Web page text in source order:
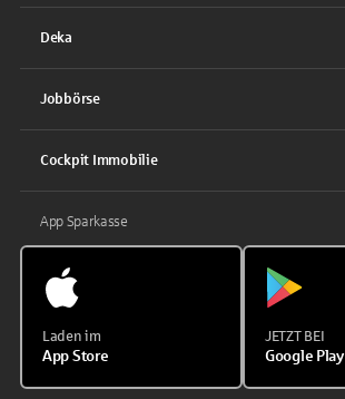
Deka
Jobbörse
Cockpit Immobilie
App Sparkasse
Laden im
App Store
JETZT BEI
Google Play